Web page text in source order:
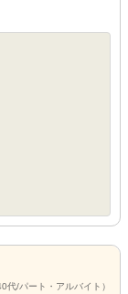
代/パート・アルバイト）